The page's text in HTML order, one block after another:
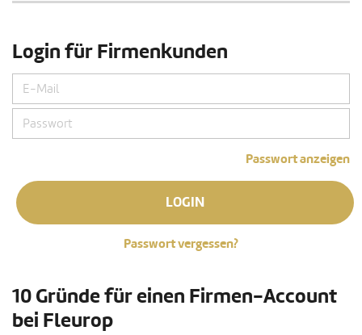
Login für Firmenkunden
Passwort anzeigen
LOGIN
Passwort vergessen?
10 Gründe für einen Firmen-Account
bei Fleurop